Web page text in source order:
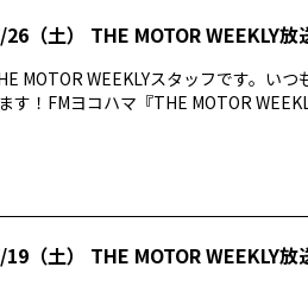
26（土） THE MOTOR WEEKLY放
MOTOR WEEKLYスタッフです。い
す！FMヨコハマ『THE MOTOR
19（土） THE MOTOR WEEKLY放